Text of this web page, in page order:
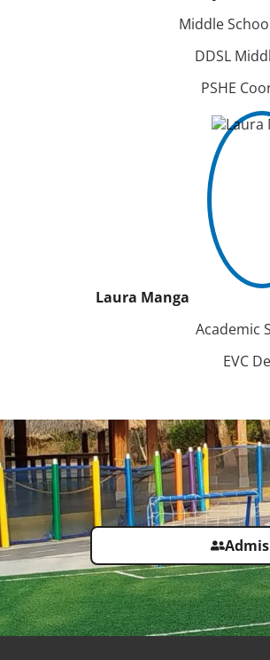
Middle
DDSL
PSHE
Laura Manga
Academic
EVC